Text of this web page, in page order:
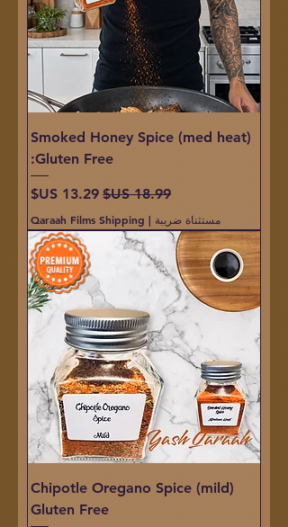
Smoked Honey Spice (med heat)
Gluten Free:
سعر عادي سعر البيع
مستثناة ضريبة |
Qaraah Films Shipping
Chipotle Oregano Spice (mild)
Gluten Free